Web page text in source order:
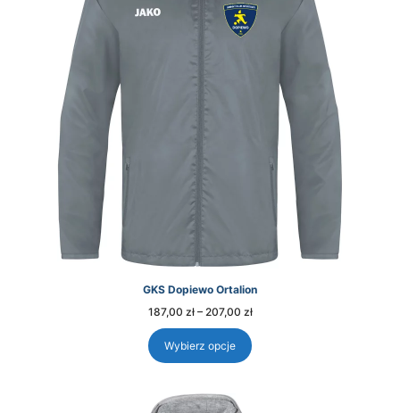
GKS Dopiewo Ortalion
187,00 zł – 207,00 złZakres
187,00 zł
do
Wybierz opcje